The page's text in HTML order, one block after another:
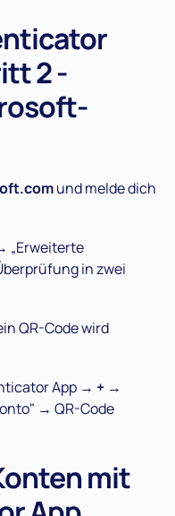
2 -
und melde dich
„Erweiterte
in zwei
QR-Code wird
App → + →
→ QR-Code
mit